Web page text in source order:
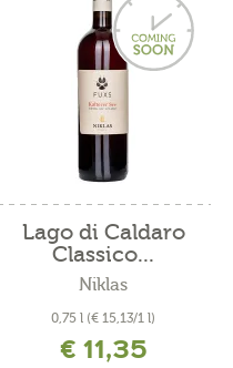
Lago di Caldaro
Classico...
Niklas
0,75 l (€ 15,13/1 l)
incl. IVA più costi di spedizione
€ 11,35